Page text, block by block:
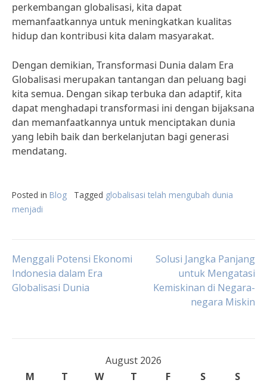
perkembangan globalisasi, kita dapat
memanfaatkannya untuk meningkatkan kualitas
hidup dan kontribusi kita dalam masyarakat.
Dengan demikian, Transformasi Dunia dalam Era
Globalisasi merupakan tantangan dan peluang bagi
kita semua. Dengan sikap terbuka dan adaptif, kita
dapat menghadapi transformasi ini dengan bijaksana
dan memanfaatkannya untuk menciptakan dunia
yang lebih baik dan berkelanjutan bagi generasi
mendatang.
Posted in Blog Tagged globalisasi telah mengubah dunia
menjadi
Post
navigation
Menggali Potensi Ekonomi
Indonesia dalam Era
Globalisasi Dunia
Solusi Jangka Panjang
untuk Mengatasi
Kemiskinan di Negara-
negara Miskin
August 2026
M
T W T F S
S